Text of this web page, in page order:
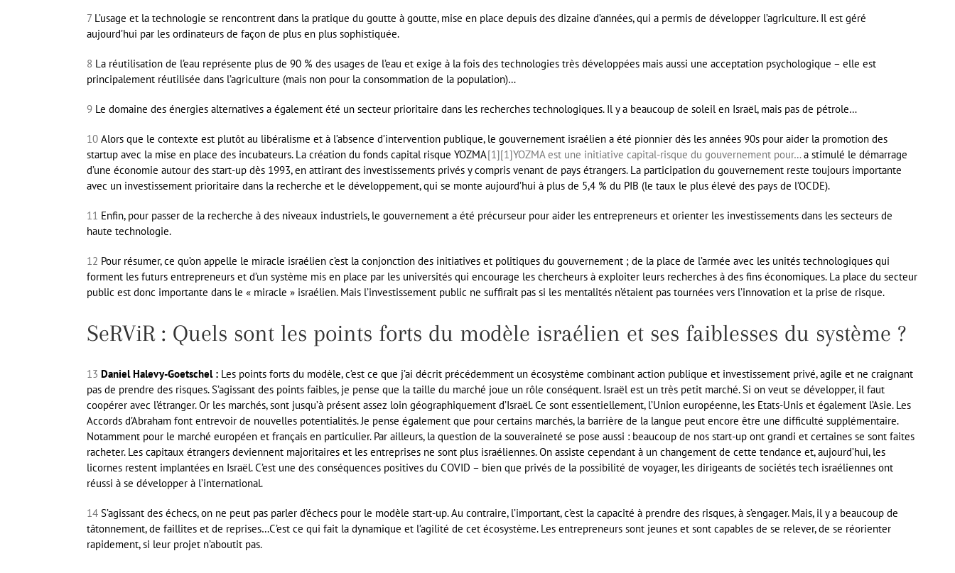
7 L’usage et la technologie se rencontrent dans la pratique du goutte à goutte, mise en place depuis des dizaine d’années, qui a permis de développer l’agriculture. Il est géré
aujourd’hui par les ordinateurs de façon de plus en plus sophistiquée.
8 La réutilisation de l’eau représente plus de 90 % des usages de l’eau et exige à la fois des technologies très développées mais aussi une acceptation psychologique – elle est
principalement réutilisée dans l’agriculture (mais non pour la consommation de la population)…
9 Le domaine des énergies alternatives a également été un secteur prioritaire dans les recherches technologiques. Il y a beaucoup de soleil en Israël, mais pas de pétrole…
10 Alors que le contexte est plutôt au libéralisme et à l’absence d’intervention publique, le gouvernement israélien a été pionnier dès les années 90s pour aider la promotion des
startup avec la mise en place des incubateurs. La création du fonds capital risque YOZMA[1][1]YOZMA est une initiative capital-risque du gouvernement pour…a stimulé le démarrage
d’une économie autour des start-up dès 1993, en attirant des investissements privés y compris venant de pays étrangers. La participation du gouvernement reste toujours importante
avec un investissement prioritaire dans la recherche et le développement, qui se monte aujourd’hui à plus de 5,4 % du PIB (le taux le plus élevé des pays de l’OCDE).
11 Enfin, pour passer de la recherche à des niveaux industriels, le gouvernement a été précurseur pour aider les entrepreneurs et orienter les investissements dans les secteurs de
haute technologie.
12 Pour résumer, ce qu’on appelle le miracle israélien c’est la conjonction des initiatives et politiques du gouvernement ; de la place de l’armée avec les unités technologiques qui
forment les futurs entrepreneurs et d’un système mis en place par les universités qui encourage les chercheurs à exploiter leurs recherches à des fins économiques. La place du secteur
public est donc importante dans le « miracle » israélien. Mais l’investissement public ne suffirait pas si les mentalités n’étaient pas tournées vers l’innovation et la prise de risque.
SeRViR : Quels sont les points forts du modèle israélien et ses faiblesses du système ?
13 Daniel Halevy-Goetschel : Les points forts du modèle, c’est ce que j’ai décrit précédemment un écosystème combinant action publique et investissement privé, agile et ne craignant
pas de prendre des risques. S’agissant des points faibles, je pense que la taille du marché joue un rôle conséquent. Israël est un très petit marché. Si on veut se développer, il faut
coopérer avec l’étranger. Or les marchés, sont jusqu’à présent assez loin géographiquement d’Israël. Ce sont essentiellement, l’Union européenne, les Etats-Unis et également l’Asie. Les
Accords d’Abraham font entrevoir de nouvelles potentialités. Je pense également que pour certains marchés, la barrière de la langue peut encore être une difficulté supplémentaire.
Notamment pour le marché européen et français en particulier. Par ailleurs, la question de la souveraineté se pose aussi : beaucoup de nos start-up ont grandi et certaines se sont faites
racheter. Les capitaux étrangers deviennent majoritaires et les entreprises ne sont plus israéliennes. On assiste cependant à un changement de cette tendance et, aujourd’hui, les
licornes restent implantées en Israël. C’est une des conséquences positives du COVID – bien que privés de la possibilité de voyager, les dirigeants de sociétés tech israéliennes ont
réussi à se développer à l’international.
14 S’agissant des échecs, on ne peut pas parler d’échecs pour le modèle start-up. Au contraire, l’important, c’est la capacité à prendre des risques, à s’engager. Mais, il y a beaucoup de
tâtonnement, de faillites et de reprises…C’est ce qui fait la dynamique et l’agilité de cet écosystème. Les entrepreneurs sont jeunes et sont capables de se relever, de se réorienter
rapidement, si leur projet n’aboutit pas.